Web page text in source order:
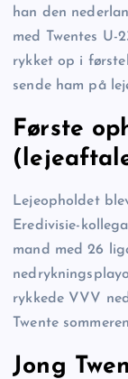
han den
med Twentes U-
rykket op i
sende ham på
Første
Lejeopholdet
Eredivisie-
mand med 26
rykkede VVV
Twente
Jong